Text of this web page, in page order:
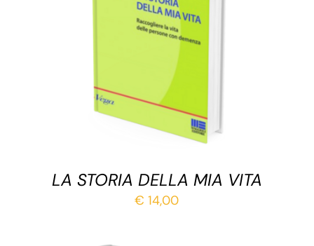
AGGIUNGI AL CARRELLO
LA STORIA DELLA MIA VITA
€ 14,00